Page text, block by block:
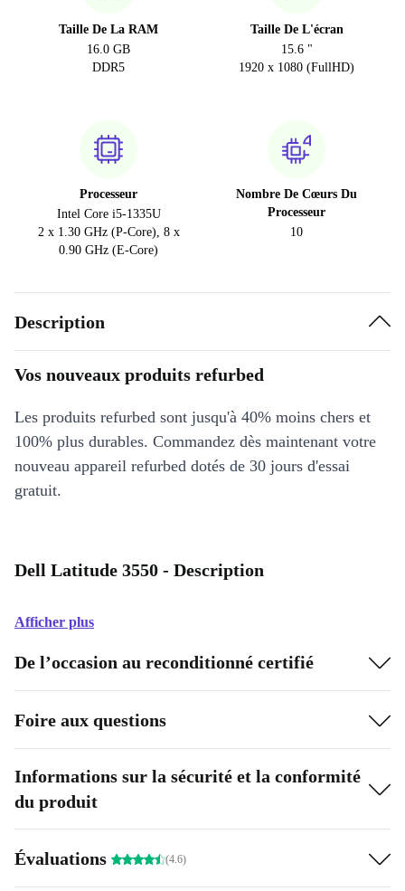
Taille De La RAM
16.0 GB
DDR5
Taille De L'écran
15.6 "
1920 x 1080 (FullHD)
Processeur
Intel Core i5-1335U
2 x 1.30 GHz (P-Core), 8 x
0.90 GHz (E-Core)
Nombre De Cœurs Du
Processeur
10
Description
Vos nouveaux produits refurbed
Les produits refurbed sont jusqu'à 40% moins chers et
100% plus durables. Commandez dès maintenant votre
nouveau appareil refurbed dotés de 30 jours d'essai
gratuit.
Dell Latitude 3550 - Description
Afficher plus
De l’occasion au reconditionné certifié
Foire aux questions
Informations sur la sécurité et la conformité
du produit
Évaluations (4.6)